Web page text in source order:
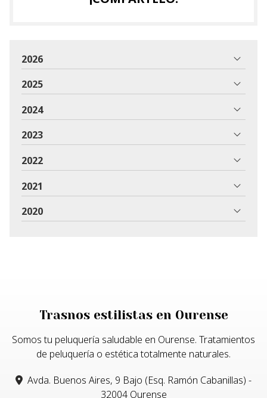
2026
2025
2024
2023
2022
2021
2020
Trasnos estilistas en Ourense
Somos tu peluquería saludable en Ourense. Tratamientos
de peluquería o estética totalmente naturales.
Avda. Buenos Aires, 9 Bajo (Esq. Ramón Cabanillas) -
32004 Ourense